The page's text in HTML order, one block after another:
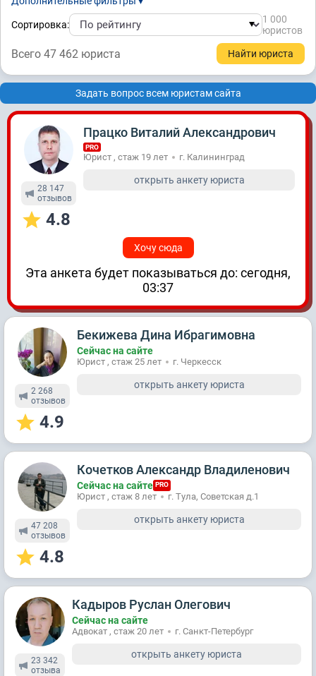
Сортировка:
1 000
юристов
Всего 47 462 юристa
Задать вопрос всем юристам сайта
28 147
отзывов
4.8
Працко Виталий Александрович
PRO
Юрист , стаж 19 лет г. Калининград
открыть анкету юриста
Хочу сюда
Эта анкета будет показываться до: сегодня,
03:37
2 268
отзывов
4.9
Бекижева Дина Ибрагимовна
Сейчас на сайте
Юрист , стаж 25 лет г. Черкесск
открыть анкету юриста
47 208
отзывов
4.8
Кочетков Александр Владиленович
Сейчас на сайте PRO
Юрист , стаж 8 лет г. Тула, Советская д.1
открыть анкету юриста
23 342
отзывa
Кадыров Руслан Олегович
Сейчас на сайте
Адвокат , стаж 20 лет г. Санкт-Петербург
открыть анкету юриста